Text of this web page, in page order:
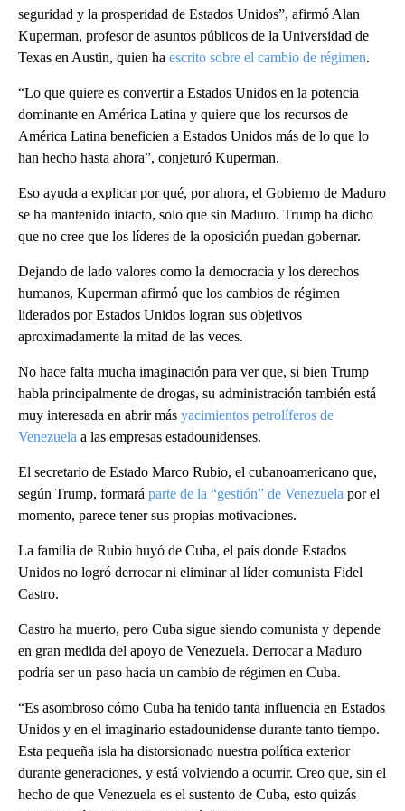
seguridad y la prosperidad de Estados Unidos”, afirmó Alan
Kuperman, profesor de asuntos públicos de la Universidad de
Texas en Austin, quien ha escrito sobre el cambio de régimen.
“Lo que quiere es convertir a Estados Unidos en la potencia
dominante en América Latina y quiere que los recursos de
América Latina beneficien a Estados Unidos más de lo que lo
han hecho hasta ahora”, conjeturó Kuperman.
Eso ayuda a explicar por qué, por ahora, el Gobierno de Maduro
se ha mantenido intacto, solo que sin Maduro. Trump ha dicho
que no cree que los líderes de la oposición puedan gobernar.
Dejando de lado valores como la democracia y los derechos
humanos, Kuperman afirmó que los cambios de régimen
liderados por Estados Unidos logran sus objetivos
aproximadamente la mitad de las veces.
No hace falta mucha imaginación para ver que, si bien Trump
habla principalmente de drogas, su administración también está
muy interesada en abrir más yacimientos petrolíferos de
Venezuela a las empresas estadounidenses.
El secretario de Estado Marco Rubio, el cubanoamericano que,
según Trump, formará parte de la “gestión” de Venezuela por el
momento, parece tener sus propias motivaciones.
La familia de Rubio huyó de Cuba, el país donde Estados
Unidos no logró derrocar ni eliminar al líder comunista Fidel
Castro.
Castro ha muerto, pero Cuba sigue siendo comunista y depende
en gran medida del apoyo de Venezuela. Derrocar a Maduro
podría ser un paso hacia un cambio de régimen en Cuba.
“Es asombroso cómo Cuba ha tenido tanta influencia en Estados
Unidos y en el imaginario estadounidense durante tanto tiempo.
Esta pequeña isla ha distorsionado nuestra política exterior
durante generaciones, y está volviendo a ocurrir. Creo que, sin el
hecho de que Venezuela es el sustento de Cuba, esto quizás